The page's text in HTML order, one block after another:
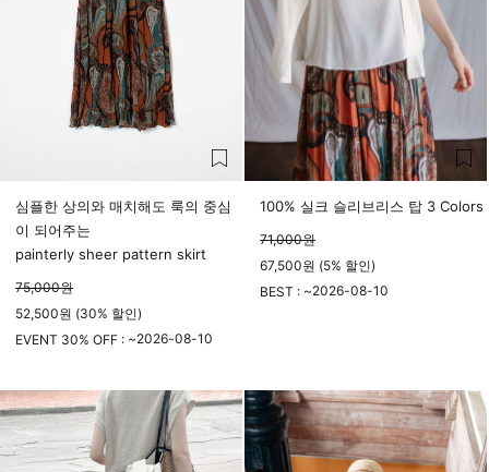
심플한 상의와 매치해도 룩의 중심
이 되어주는
painterly sheer pattern skirt
75,000원
52,500원 (30% 할인)
EVENT 30% OFF : ~2026-08-10
100% 실크 슬리브리스 탑 3 Colors
71,000원
67,500원 (5% 할인)
BEST : ~2026-08-10